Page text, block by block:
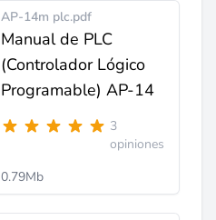
AP-14m plc.pdf
Manual de PLC
(Controlador Lógico
Programable) AP-14
3
opiniones
0.79Mb